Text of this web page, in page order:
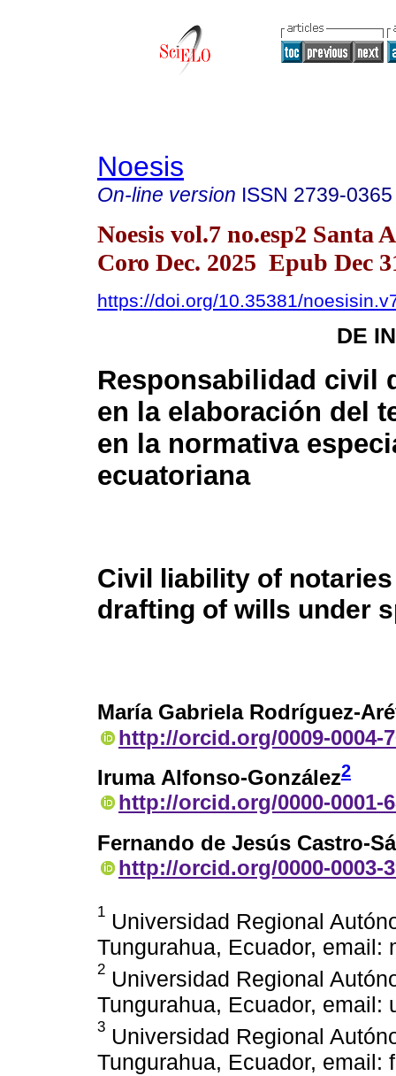
Noesis
On-line version ISSN 2739-0365
Noesis vol.7 no.esp2 Santa
Coro Dec. 2025 Epub Dec
https://doi.org/10.35381/
DE
Responsabilidad civil
en la elaboración del
en la normativa
ecuatoriana
Civil liability of
drafting of wills under
María Gabriela Rodríguez-
http://orcid.org/0009-0004-
Iruma Alfonso-González2
http://orcid.org/0000-0001-
Fernando de Jesús Castro-
http://orcid.org/0000-0003-
1 Universidad Regional
Tungurahua, Ecuador, email:
2 Universidad Regional
Tungurahua, Ecuador, email:
3 Universidad Regional
Tungurahua, Ecuador, email: